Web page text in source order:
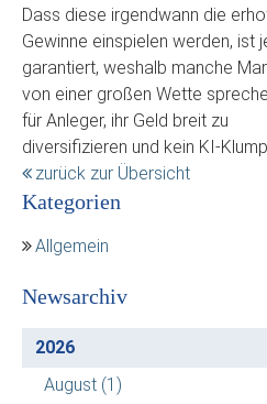
Dass diese irgendwann die
Gewinne einspielen werden, ist
garantiert, weshalb manche
von einer großen Wette
für Anleger, ihr Geld breit zu
diversifizieren und kein KI-
zurück zur Übersicht
Kategorien
Allgemein
Newsarchiv
2026
August (1)